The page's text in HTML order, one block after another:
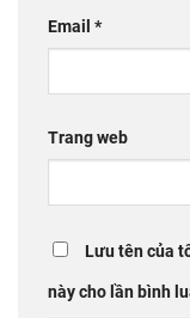
Email *
Trang web
Lưu tên của
này cho lần bình